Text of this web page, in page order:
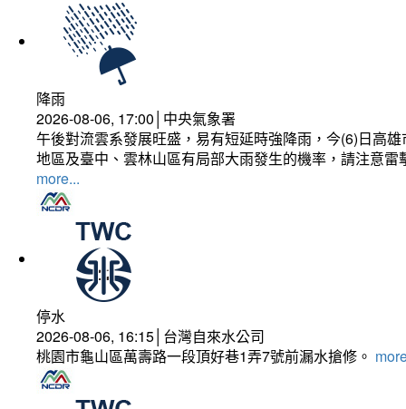
降雨
2026-08-06, 17:00│中央氣象署
午後對流雲系發展旺盛，易有短延時強降雨，今(6)日高
地區及臺中、雲林山區有局部大雨發生的機率，請注意
more...
停水
2026-08-06, 16:15│台灣自來水公司
桃園市龜山區萬壽路一段頂好巷1弄7號前漏水搶修。